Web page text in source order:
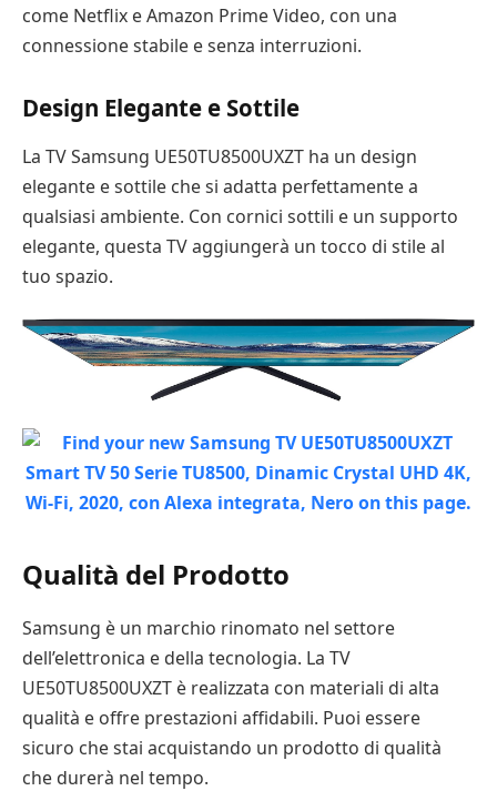
come Netflix e Amazon Prime Video, con una
connessione stabile e senza interruzioni.
Design Elegante e Sottile
La TV Samsung UE50TU8500UXZT ha un design
elegante e sottile che si adatta perfettamente a
qualsiasi ambiente. Con cornici sottili e un supporto
elegante, questa TV aggiungerà un tocco di stile al
tuo spazio.
Qualità del Prodotto
Samsung è un marchio rinomato nel settore
dell’elettronica e della tecnologia. La TV
UE50TU8500UXZT è realizzata con materiali di alta
qualità e offre prestazioni affidabili. Puoi essere
sicuro che stai acquistando un prodotto di qualità
che durerà nel tempo.